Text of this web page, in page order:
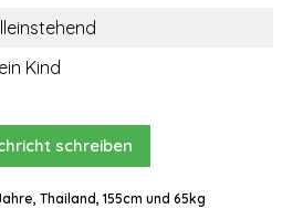
Kind
schreiben
Thailand, 155cm und 65kg